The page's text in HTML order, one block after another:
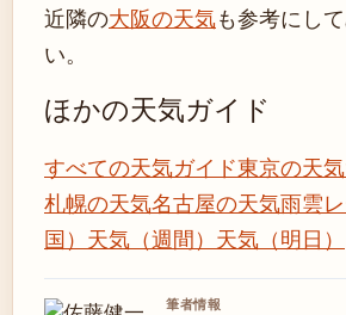
近隣の大阪の天気も参考にし
い。
ほかの天気ガイド
すべての天気ガイド東京の天気
札幌の天気名古屋の天気雨雲
国） 天気（週間） 天気（明日）
筆者情報